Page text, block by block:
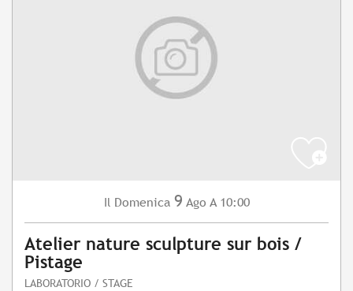
Il Domenica 9 Ago A 10:00
Atelier nature sculpture sur bois /
Pistage
LABORATORIO / STAGE